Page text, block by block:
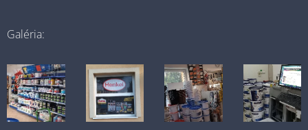
Galéria: